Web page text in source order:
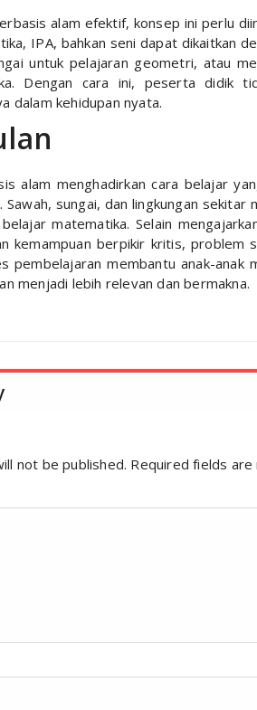
alam efektif, konsep ini perlu
IPA, bahkan seni dapat dikaitkan
untuk pelajaran geometri, atau
Dengan cara ini, peserta didik
dalam kehidupan nyata.
alam menghadirkan cara belajar
sungai, dan lingkungan sekitar
matematika. Selain
kemampuan berpikir kritis, problem
pembelajaran membantu anak-anak
menjadi lebih relevan dan bermakna.
not be published. Required fields are